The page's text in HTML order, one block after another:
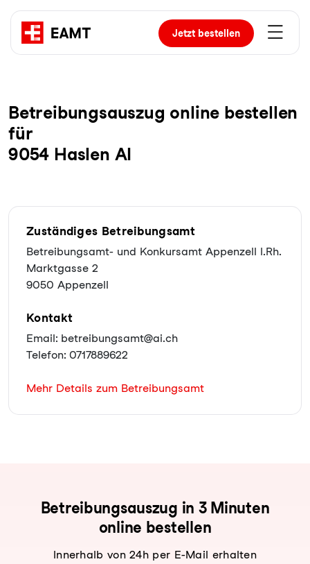
Jetztbestellen
Be­trei­bungs­aus­zug online bestellen
für
9054 Haslen AI
Zuständiges Betreibungsamt
Betreibungsamt- und Konkursamt Appenzell I.Rh.
Marktgasse 2
9050 Appenzell
Kontakt
Email: betreibungsamt@ai.ch
Telefon: 0717889622
Mehr Details zum Betreibungsamt
Be­trei­bungs­aus­zug in 3 Minuten
online bestellen
Innerhalb von 24h per E-Mail erhalten